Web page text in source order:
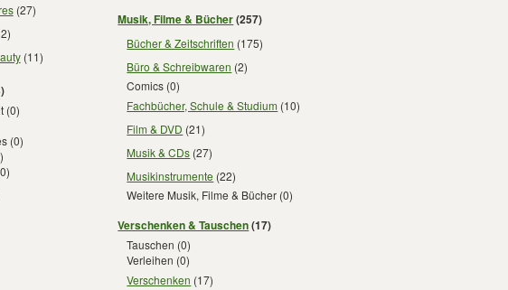
(27)
(11)
(0)
(0)
Musik, Filme & Bücher(257)
Bücher & Zeitschriften (175)
Büro & Schreibwaren (2)
Comics (0)
Fachbücher, Schule & Studium (10)
Film & DVD (21)
Musik & CDs (27)
Musikinstrumente (22)
Weitere Musik, Filme & Bücher (0)
Verschenken & Tauschen(17)
Tauschen (0)
Verleihen (0)
Verschenken (17)